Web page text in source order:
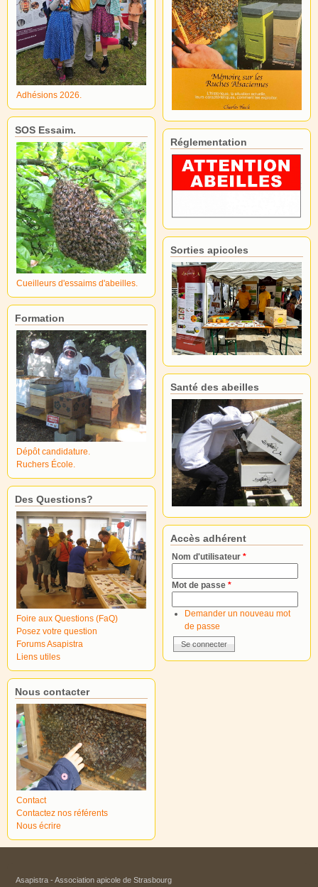
Adhésions 2026.
SOS Essaim.
Cueilleurs d'essaims d'abeilles.
Formation
Dépôt candidature.
Ruchers École.
Des Questions?
Foire aux Questions (FaQ)
Posez votre question
Forums Asapistra
Liens utiles
Nous contacter
Contact
Contactez nos référents
Nous écrire
Réglementation
Sorties apicoles
Santé des abeilles
Accès adhérent
Nom d'utilisateur *
Mot de passe *
Demander un nouveau mot
de passe
Asapistra - Association apicole de Strasbourg​